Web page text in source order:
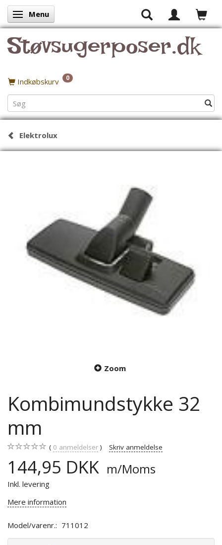
Skifte navigation
Menu
Støvsugerposer.dk
Indkøbskurv 0
Elektrolux
Zoom
Kombimundstykke 32
mm
0 anmeldelser Skriv anmeldelse
144,95 DKK m/Moms
Inkl. levering
Mere information
Model/varenr.: 711012